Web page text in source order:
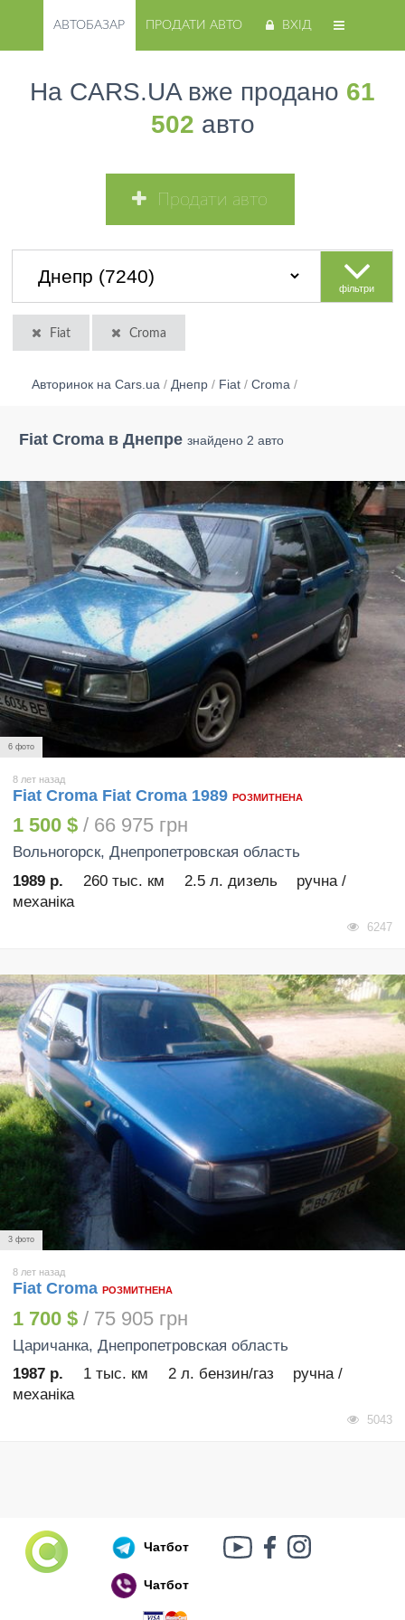
Російський воєнний корабель, іди нах..й!
АВТОБАЗАР ПРОДАТИ АВТО ВХІД
На CARS.UA вже продано 61
502 авто
Продати авто
фільтри
Fiat Croma
Авторинок на Cars.ua / Днепр / Fiat / Croma /
Fiat Croma в Днепре знайдено 2 авто
6 фото
8 лет назад
Fiat Croma Fiat Croma 1989 РОЗМИТНЕНА
1 500 $ / 66 975 грн
Вольногорск, Днепропетровская область
1989 р.
260 тыс. км 2.5 л. дизель
ручна /
механіка
6247
3 фото
8 лет назад
Fiat Croma РОЗМИТНЕНА
1 700 $ / 75 905 грн
Царичанка, Днепропетровская область
1987 р.
1 тыс. км 2 л. бензин/газ
ручна /
механіка
5043
Чатбот
Чатбот